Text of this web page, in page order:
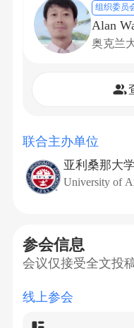
组织委员
Alan
奥克兰
联合主办单位
亚利桑那大学
University of
参会信息
会议仅接受全文投
线上参会